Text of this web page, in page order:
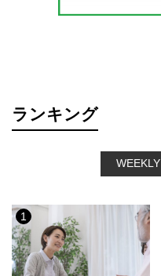
ランキング
WEEKLY
1